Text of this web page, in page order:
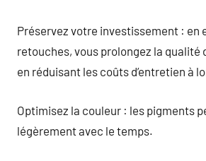
Préservez votre investissement : en
retouches, vous prolongez la qualité
en réduisant les coûts d’entretien à
Optimisez la couleur : les pigments
légèrement avec le temps.